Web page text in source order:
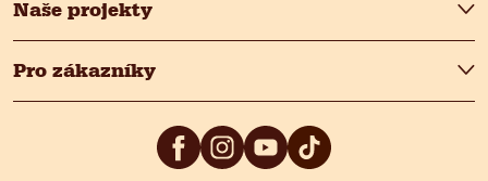
Naše projekty
Pro zákazníky